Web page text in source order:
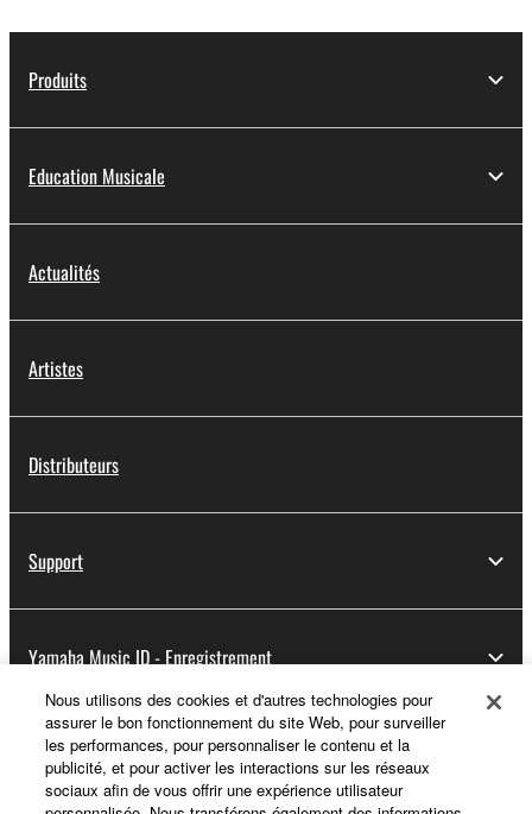
Produits
Education Musicale
Actualités
Artistes
Distributeurs
Support
Yamaha Music ID - Enregistrement
A propos de Yamaha
Nous utilisons des cookies et d'autres technologies pour
assurer le bon fonctionnement du site Web, pour surveiller
les performances, pour personnaliser le contenu et la
publicité, et pour activer les interactions sur les réseaux
sociaux afin de vous offrir une expérience utilisateur